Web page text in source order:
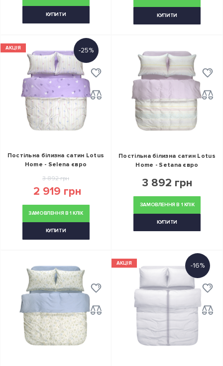
КУПИТИ КУПИТИ
АКЦІЯ -25%
Постільна білизна сатин Lotus
Home - Selena євро
3 892 грн
2 919 грн
ЗАМОВЛЕННЯ В 1 КЛІК
КУПИТИ
Постільна білизна сатин Lotus
Home - Setana євро
3 892 грн
ЗАМОВЛЕННЯ В 1 КЛІК
КУПИТИ
АКЦІЯ -16%